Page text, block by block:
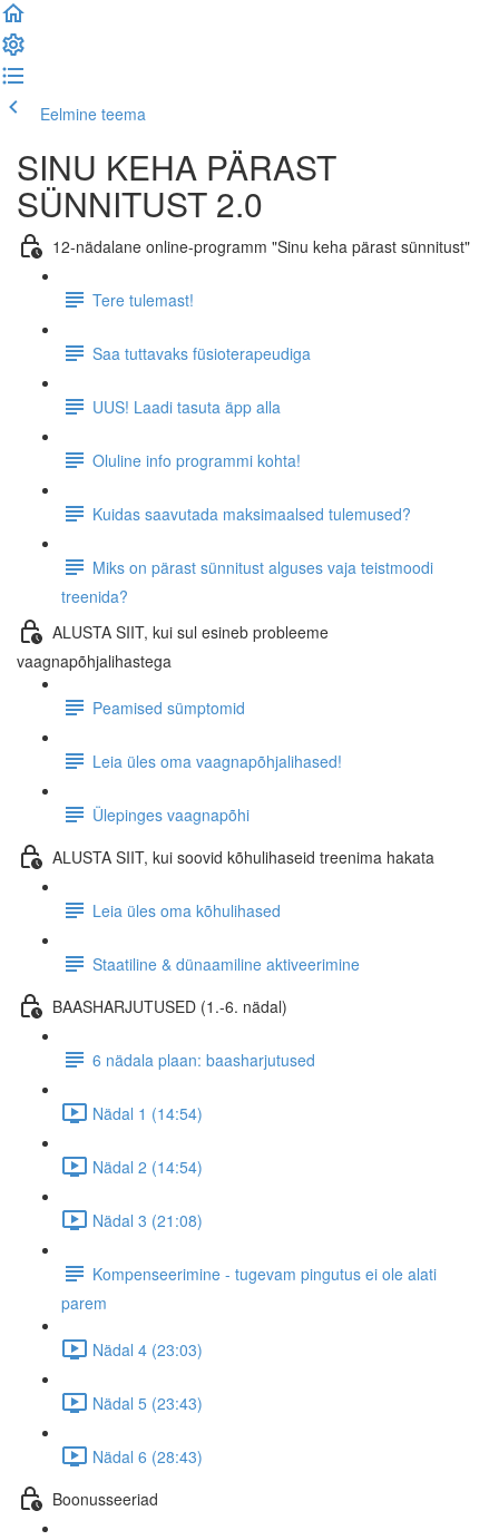
Eelmine teema
SINU KEHA PÄRAST
SÜNNITUST 2.0
12-nädalane online-programm "Sinu keha pärast sünnitust"
Tere tulemast!
Saa tuttavaks füsioterapeudiga
UUS! Laadi tasuta äpp alla
Oluline info programmi kohta!
Kuidas saavutada maksimaalsed tulemused?
Miks on pärast sünnitust alguses vaja teistmoodi
treenida?
ALUSTA SIIT, kui sul esineb probleeme
vaagnapõhjalihastega
Peamised sümptomid
Leia üles oma vaagnapõhjalihased!
Ülepinges vaagnapõhi
ALUSTA SIIT, kui soovid kõhulihaseid treenima hakata
Leia üles oma kõhulihased
Staatiline & dünaamiline aktiveerimine
BAASHARJUTUSED (1.-6. nädal)
6 nädala plaan: baasharjutused
Nädal 1 (14:54)
Nädal 2 (14:54)
Nädal 3 (21:08)
Kompenseerimine - tugevam pingutus ei ole alati
parem
Nädal 4 (23:03)
Nädal 5 (23:43)
Nädal 6 (28:43)
Boonusseeriad